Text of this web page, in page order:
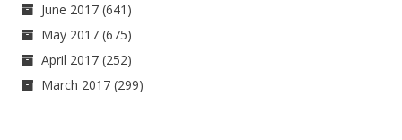
June 2017 (641)
May 2017 (675)
April 2017 (252)
March 2017 (299)